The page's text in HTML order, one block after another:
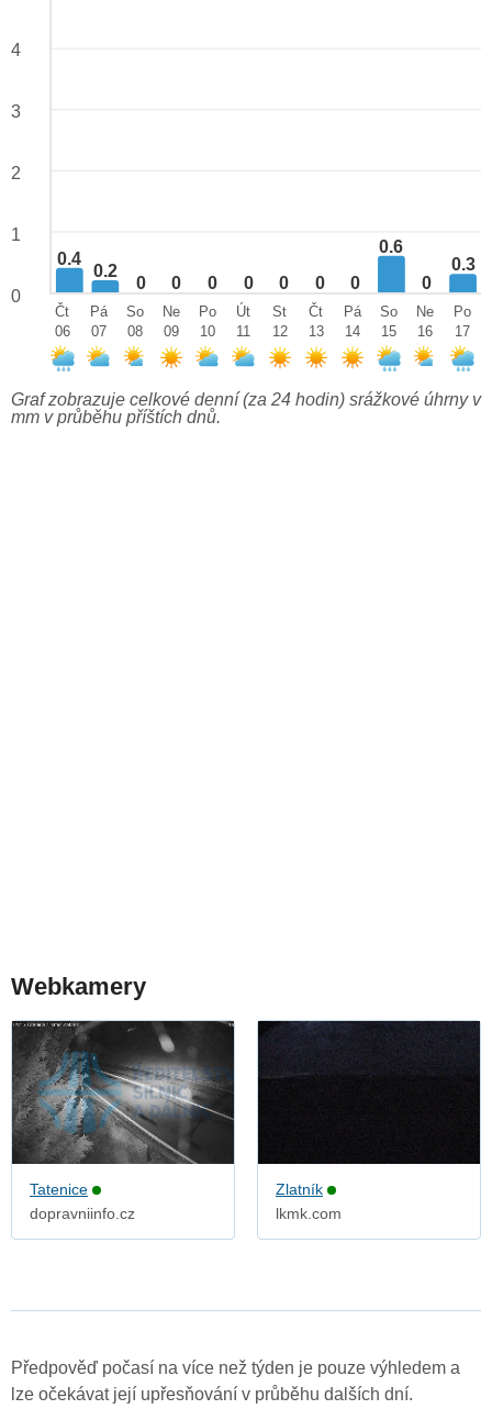
0.4
0.2
0 0 0 0 0 0 0
0.6
0
0.3
4
3
2
1
0
Čt
06
Pá
07
So
08
Ne
09
Po
10
Út
11
St
12
Čt
13
Pá
14
So
15
Ne
16
Po
17
Graf zobrazuje celkové denní (za 24 hodin) srážkové úhrny v
mm v průběhu příštích dnů.
Webkamery
Tatenice
dopravniinfo.cz
Zlatník
lkmk.com
Předpověď počasí na více než týden je pouze výhledem a
lze očekávat její upřesňování v průběhu dalších dní.